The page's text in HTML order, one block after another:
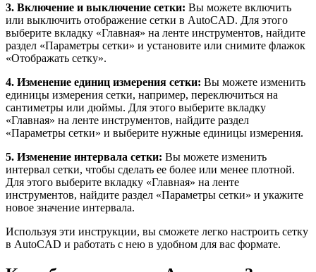
3. Включение и выключение сетки: Вы можете включить
или выключить отображение сетки в AutoCAD. Для этого
выберите вкладку «Главная» на ленте инструментов, найдите
раздел «Параметры сетки» и установите или снимите флажок
«Отображать сетку».
4. Изменение единиц измерения сетки: Вы можете изменить
единицы измерения сетки, например, переключиться на
сантиметры или дюймы. Для этого выберите вкладку
«Главная» на ленте инструментов, найдите раздел
«Параметры сетки» и выберите нужные единицы измерения.
5. Изменение интервала сетки: Вы можете изменить
интервал сетки, чтобы сделать ее более или менее плотной.
Для этого выберите вкладку «Главная» на ленте
инструментов, найдите раздел «Параметры сетки» и укажите
новое значение интервала.
Используя эти инструкции, вы сможете легко настроить сетку
в AutoCAD и работать с нею в удобном для вас формате.